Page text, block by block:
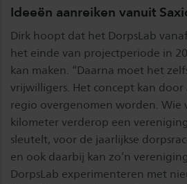
Ideeën aanreiken vanuit
Dirk hoopt dat het DorpsLab
het einde van projectperiode in
kan maken. “Daarna moet het
vrijwilligers. Het concept kan
regio overgenomen worden. Wie
kilometer verderop een
sleutelt, voor de jaarlijkse
en ook daarbij kan zo’n
DorpsLab experimenteren met